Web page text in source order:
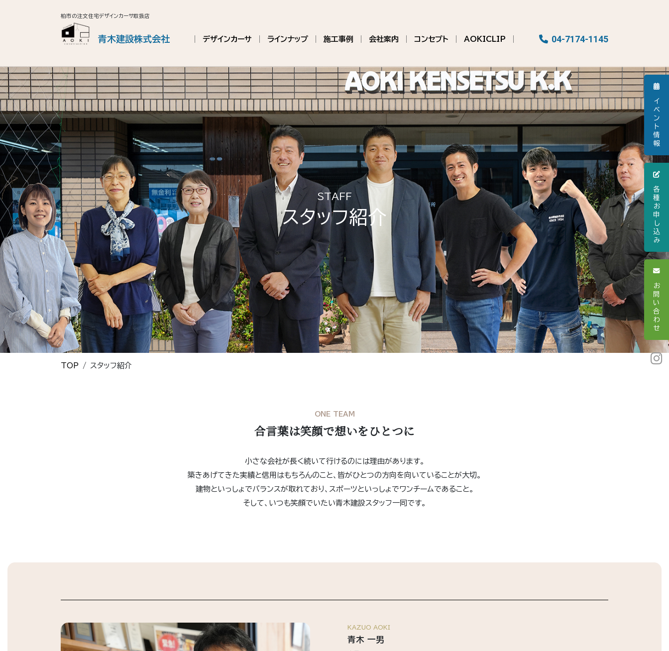
柏市の注文住宅デザインカーサ取扱店
青木建設株式会社 デザインカーサ ラインナップ 施工事例 会社案内 コンセプト AOKICLIP 04-7174-1145
STAFF
スタッフ紹介
TOP スタッフ紹介
ONE TEAM
合言葉は笑顔で想いをひとつに
小さな会社が長く続いて行けるのには理由があります。
築きあげてきた実績と信用はもちろんのこと、皆がひとつの方向を向いていることが大切。
建物といっしょでバランスが取れており、スポーツといっしょでワンチームであること。
そして、いつも笑顔でいたい青木建設スタッフ一同です。
KAZUO AOKI
青木 一男
イ
ベ
ン
ト
情
報
各
種
お
申
し
込
み
お
問
い
合
わ
せ